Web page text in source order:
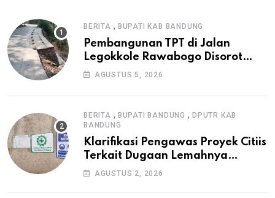
BERITA , BUPATI KAB BANDUNG
Pembangunan TPT di Jalan
Legokkole Rawabogo Disorot
Warga, Selesai Tanpa Papan
AGUSTUS 5, 2026
BERITA , BUPATI BANDUNG ,DPUTR KAB
BANDUNG
Klarifikasi Pengawas Proyek Citiis
Terkait Dugaan Lemahnya
Pengawasan K3
AGUSTUS 2, 2026